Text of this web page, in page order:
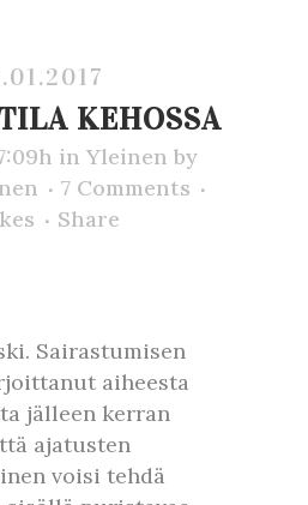
KEHOSSA
in Yleinen by
7 Comments
Share
Sairastumisen
aiheesta
jälleen kerran
ajatusten
voisi tehdä